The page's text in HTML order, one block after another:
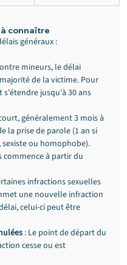
connaître
généraux :
mineurs, le délai
de la victime. Pour
s'étendre jusqu'à 30 ans
généralement 3 mois à
la prise de parole (1 an si
ou homophobe).
commence à partir du
infractions sexuelles
une nouvelle infraction
celui-ci peut être
: Le point de départ du
cesse ou est